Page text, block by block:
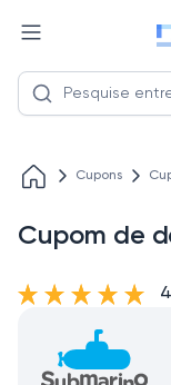
Cupons
Cupom de